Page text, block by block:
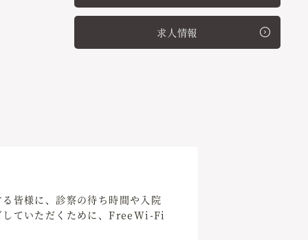
求人情報
皆様に、診察の待ち時間や入院
していただくために、FreeWi-Fi